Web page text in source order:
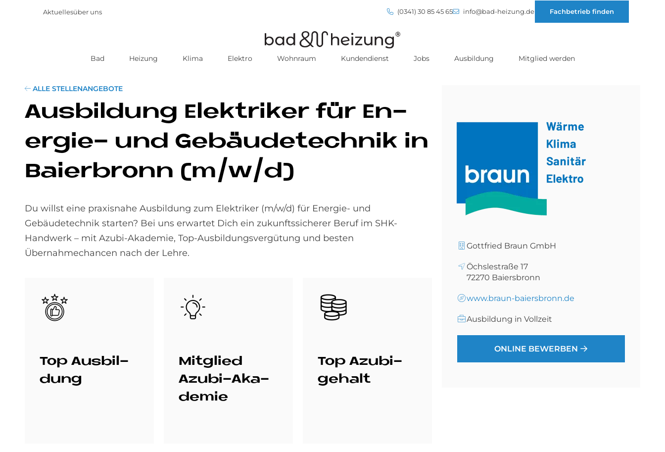
Aktuellesüber uns (0341) 30 85 45 65 info@bad-heizung.de Fachbetrieb finden
Bad Heizung Klima Elektro Wohnraum Kundendienst Jobs Ausbildung Mitglied werden
ALLE STELLENANGEBOTE
Aus­bil­dung Elek­tri­ker für En­
er­gie- und Ge­bäu­de­tech­nik in
Bai­er­bronn (m/w/d)
Du willst eine praxisnahe Ausbildung zum Elektriker (m/w/d) für Energie- und
Gebäudetechnik starten? Bei uns erwartet Dich ein zukunftssicherer Beruf im SHK-
Handwerk – mit Azubi-Akademie, Top-Ausbildungsvergütung und besten
Übernahmechancen nach der Lehre.
Bild
Top Aus­bil­
dung
Bild
Mit­glied
Azu­bi-Aka­
de­mie
Bild
Top Azu­bi­
ge­halt
Gottfried Braun GmbH
Öchslestraße 17
72270 Baiersbronn
www.braun-baiersbronn.de
Ausbildung in Vollzeit
ONLINE BEWERBEN